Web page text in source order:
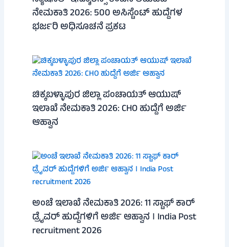
ನೇಮಕಾತಿ 2026: 500 ಅಸಿಸ್ಟೆಂಟ್ ಹುದ್ದೆಗಳ
ಭರ್ಜರಿ ಅಧಿಸೂಚನೆ ಪ್ರಕಟ
ಚಿಕ್ಕಬಳ್ಳಾಪುರ ಜಿಲ್ಲಾ ಪಂಚಾಯತ್ ಆಯುಷ್
ಇಲಾಖೆ ನೇಮಕಾತಿ 2026: CHO ಹುದ್ದೆಗೆ ಅರ್ಜಿ
ಆಹ್ವಾನ
ಅಂಚೆ ಇಲಾಖೆ ನೇಮಕಾತಿ 2026: 11 ಸ್ಟಾಫ್ ಕಾರ್
ಡ್ರೈವರ್ ಹುದ್ದೆಗಳಿಗೆ ಅರ್ಜಿ ಆಹ್ವಾನ । India Post
recruitment 2026